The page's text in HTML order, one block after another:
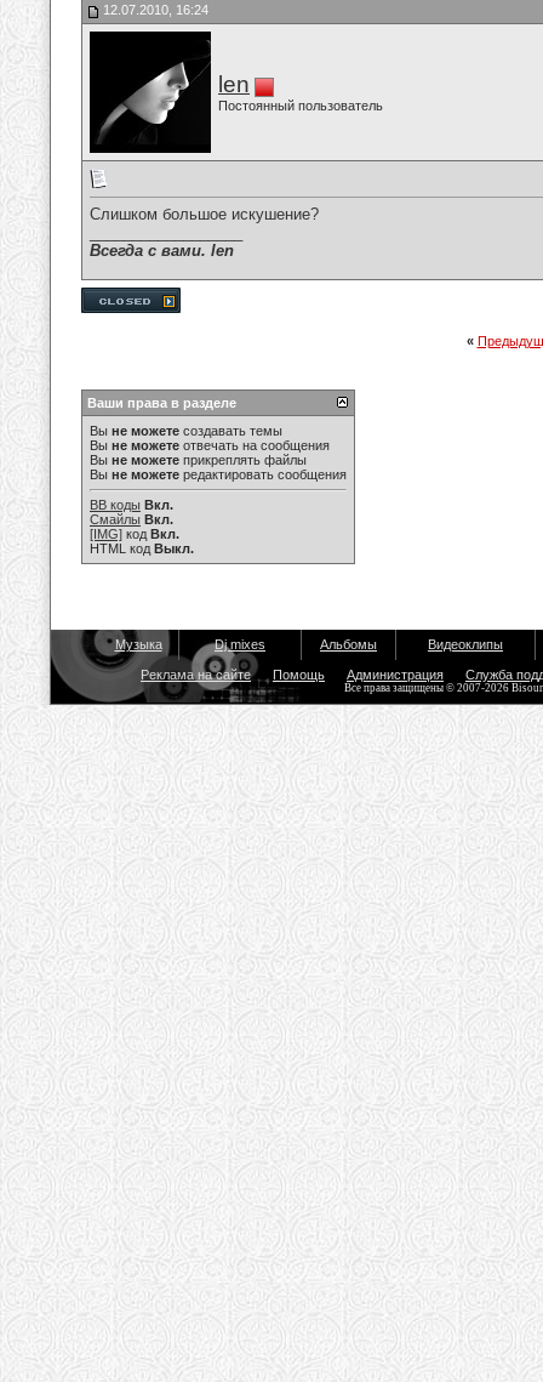
12.07.2010, 16:24
len
Постоянный пользователь
Слишком большое искушение?
Всегда с вами. len
«
Ваши права в разделе
Вы не можете создавать темы
Вы не можете отвечать на сообщения
Вы не можете прикреплять файлы
Вы не можете редактировать сообщения
BB коды Вкл.
Смайлы Вкл.
[IMG] код Вкл.
HTML код Выкл.
Музыка Dj mixes Альбомы Видеоклипы
Реклама на сайте Помощь Администрация Служба
Все права защищены © 2007-2026